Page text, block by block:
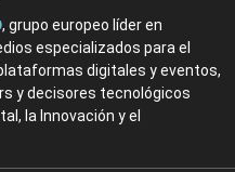
, grupo europeo líder en
especializados para el
digitales y eventos,
y decisores tecnológicos
la Innovación y el